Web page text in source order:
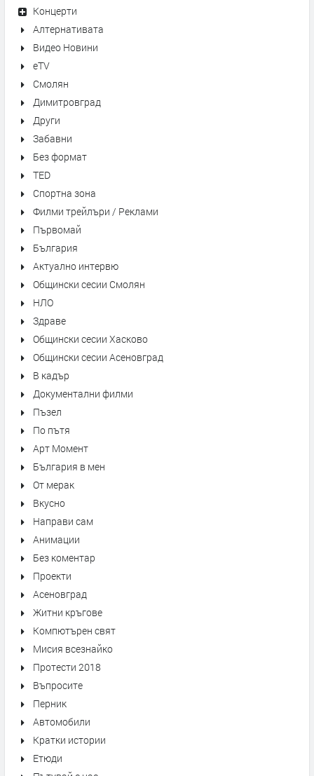
Концерти
Алтернативата
Видео Новини
eTV
Смолян
Димитровград
Други
Забавни
Без формат
TED
Спортна зона
Филми трейлъри / Реклами
Първомай
България
Актуално интервю
Общински сесии Смолян
НЛО
Здраве
Общински сесии Хасково
Общински сесии Асеновград
В кадър
Документални филми
Пъзел
По пътя
Арт Момент
България в мен
От мерак
Вкусно
Направи сам
Анимации
Без коментар
Проекти
Асеновград
Житни кръгове
Компютърен свят
Мисия всезнайко
Протести 2018
Въпросите
Перник
Автомобили
Кратки истории
Етюди